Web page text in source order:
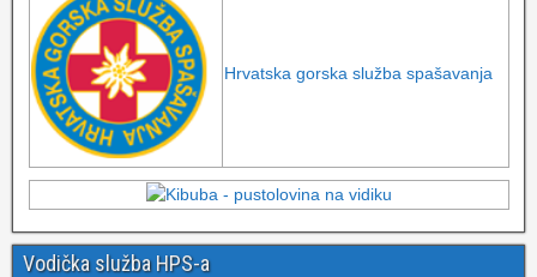
Hrvatska gorska služba spašavanja
Vodička služba HPS-a